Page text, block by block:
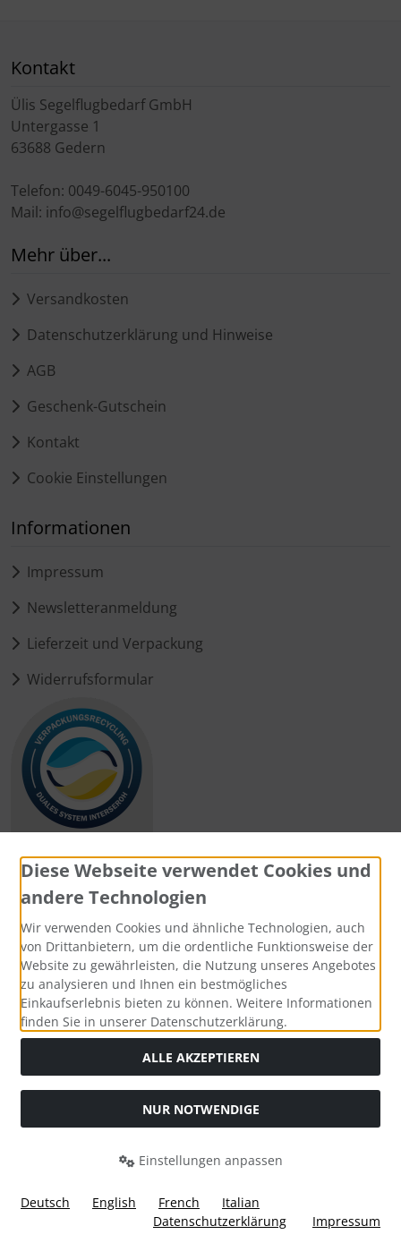
Kontakt
Ülis Segelflugbedarf GmbH
Untergasse 1
63688 Gedern
Telefon: 0049-6045-950100
Mail: info@segelflugbedarf24.de
Mehr über...
Versandkosten
Datenschutzerklärung und Hinweise
AGB
Geschenk-Gutschein
Kontakt
Cookie Einstellungen
Informationen
Impressum
Newsletteranmeldung
Lieferzeit und Verpackung
Widerrufsformular
Zahlungsmethoden
Social Media
Widerrufsformular
Diese Webseite verwendet Cookies und
andere Technologien
Wir verwenden Cookies und ähnliche Technologien, auch
von Drittanbietern, um die ordentliche Funktionsweise der
Website zu gewährleisten, die Nutzung unseres Angebotes
zu analysieren und Ihnen ein bestmögliches
Einkaufserlebnis bieten zu können. Weitere Informationen
finden Sie in unserer Datenschutzerklärung.
ALLE AKZEPTIEREN
NUR NOTWENDIGE
Einstellungen anpassen
Deutsch English French
Italian
Datenschutzerklärung
Impressum